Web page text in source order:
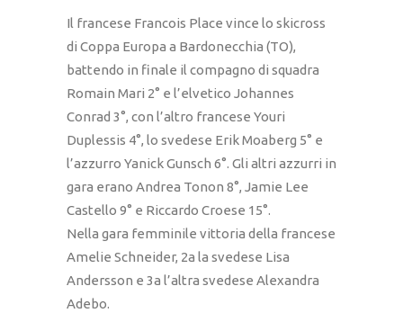
Il francese Francois Place vince lo skicross
di Coppa Europa a Bardonecchia (TO),
battendo in finale il compagno di squadra
Romain Mari 2° e l’elvetico Johannes
Conrad 3°, con l’altro francese Youri
Duplessis 4°, lo svedese Erik Moaberg 5° e
l’azzurro Yanick Gunsch 6°. Gli altri azzurri in
gara erano Andrea Tonon 8°, Jamie Lee
Castello 9° e Riccardo Croese 15°.
Nella gara femminile vittoria della francese
Amelie Schneider, 2a la svedese Lisa
Andersson e 3a l’altra svedese Alexandra
Adebo.